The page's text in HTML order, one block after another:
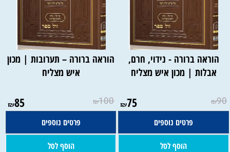
הוראה ברורה - נידוי, חרם,
אבלות | מכון איש מצליח
₪90
₪75
פרטים נוספים
הוסף לסל
הוראה ברורה – תערובות | מכון
איש מצליח
₪100
₪85
פרטים נוספים
הוסף לסל